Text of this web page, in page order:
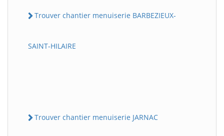
Trouver chantier menuiserie BARBEZIEUX-
SAINT-HILAIRE
Trouver chantier menuiserie JARNAC